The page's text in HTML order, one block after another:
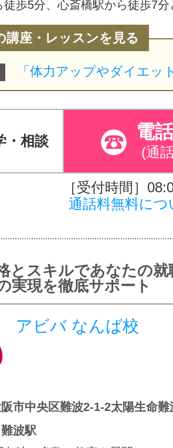
徒歩5分、心斎橋駅から徒歩7
講座・レッスンを見る
・相談 電
(通
［受付時間］
通話料無料につ
とスキルであなたの就
実現を徹底サポート
アビバ なんば校
市中央区難波2-1-2太陽生命難
波駅